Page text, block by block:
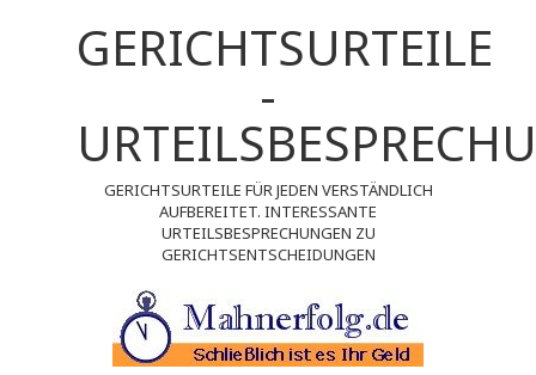
GERICHTSURTEILE
-
GERICHTSURTEILE FÜR JEDEN VERSTÄNDLICH
AUFBEREITET. INTERESSANTE
URTEILSBESPRECHUNGEN ZU
GERICHTSENTSCHEIDUNGEN